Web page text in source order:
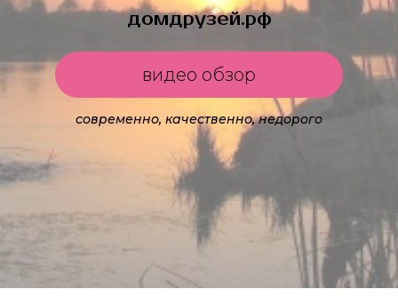
домдрузей.рф
видео обзор
современно, качественно, недорого